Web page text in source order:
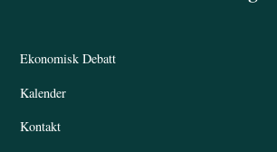
Ekonomisk Debatt
Kalender
Kontakt